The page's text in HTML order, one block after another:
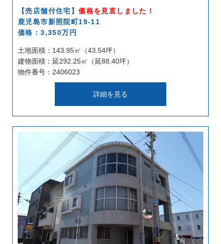
【売店舗付住宅】価格を見直しました！
鹿児島市新照院町19-11
価格：3,350万円
土地面積：143.95㎡（43.54坪）
建物面積：延292.25㎡（延88.40坪）
物件番号：2406023
詳細を見る